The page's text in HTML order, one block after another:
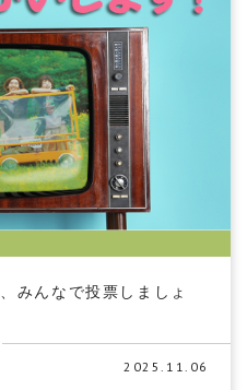
みんなで投票しましょ
2025.11.06